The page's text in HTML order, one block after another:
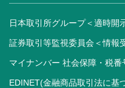
日本取引所グループ＜適時開
証券取引等監視委員会＜情報
マイナンバー 社会保障・税番
EDINET(金融商品取引法に基